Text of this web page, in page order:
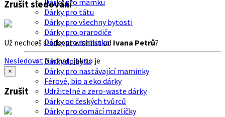
Dárky pro mamku
Dárky pro tátu
Dárky pro všechny bytosti
Dárky pro prarodiče
Dárky pro miminka
Dárky do bytu
Dárky pro nastávající maminky
Férové, bio a eko dárky
Udržitelné a zero-waste dárky
Dárky od českých tvůrců
Dárky pro domácí mazlíčky
Zrušit sledování
Už nechceš sledovat wishlist od Ivana Petrů?
Nesledovat Nechat, jak to je
×
Zrušit